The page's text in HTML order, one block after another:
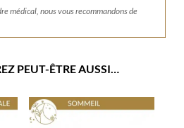
médical, nous vous recommandons de
PEUT-ÊTRE AUSSI…